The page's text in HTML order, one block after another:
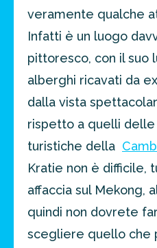
veramente qualche
Infatti è un luogo
pittoresco, con il suo
alberghi ricavati da
dalla vista
rispetto a quelli
turistiche della
Kratie non è difficile,
affaccia sul Mekong,
quindi non dovrete
scegliere quello che